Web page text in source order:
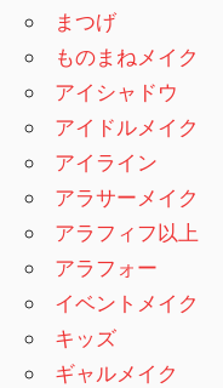
まつげ
ものまねメイク
アイシャドウ
アイドルメイク
アイライン
アラサーメイク
アラフィフ以上
アラフォー
イベントメイク
キッズ
ギャルメイク